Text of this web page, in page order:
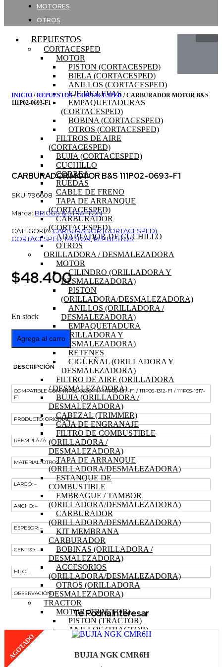
MOTORES
OTROS
REPUESTOS
CORTACESPED
MOTOR
PISTON (CORTACESPED)
BIELA (CORTACESPED)
ANILLOS (CORTACESPED)
EJE DE LEVAS
EMPAQUETADURAS
(CORTACESPED)
BOBINA (CORTACESPED)
OTROS (CORTACESPED)
FILTROS DE AIRE
(CORTACESPED)
BUJIA (CORTACESPED)
CUCHILLO
CORREA
RUEDAS
CABLE DE FRENO
TAPA DE ARRANQUE
(CORTACESPED)
CARBURADOR
(CORTACESPED)
ADAPTADOR DE CUCHILLO
OTROS
ORILLADORA / DESMALEZADORA
MOTOR
CILINDRO (ORILLADORA Y
DESMALEZADORA)
PISTON
(ORILLADORA/DESMALEZADORA)
ANILLOS (ORILLADORA /
DESMALEZADORA)
EMPAQUETADURA
(ORILLADORA Y
DESMALEZADORA)
RETENES
CIGÜEÑAL (ORILLADORA Y
DESMALEZADORA)
FILTRO DE AIRE (ORILLADORA
/ DESMALEZADORA)
BUJIA (ORILLADORA /
DESMALEZADORA)
CABEZAL (TRIMMER)
CAJA DE ENGRANAJE
FILTRO DE COMBUSTIBLE
(ORILLADORA /
DESMALEZADORA)
TAPA DE ARRANQUE
(ORILLADORA/DESMALEZADORA)
ESTANQUE DE
COMBUSTIBLE
EMBRAGUE / TAMBOR
(ORILLADORA/DESMALEZADORA)
CARBURADOR
(ORILLADORA/DESMALEZADORA)
KIT MEMBRANA
CARBURADOR
BOBINAS (ORILLADORA /
DESMALEZADORA)
ACCESORIOS
(ORILLADORA/DESMALEZADORA)
OTROS (ORILLADORA
DESMALEZADORA)
TRACTOR
MOTOR (TRACTOR)
PISTON (TRACTOR)
ANILLOS (TRACTOR)
BIELA (TRACTOR)
(TRACTOR)
EJE DE LEVAS (TRACTOR)
INICIO /REPUESTOS/CORTACESPED / CARBURADOR MOTOR B&S
111P02-0693-F1
CARBURADOR MOTOR B&S 111P02-0693-F1
SKU: 796608
Marca: BRIGGS & STRATTON
CATEGORÍA:CARBURADOR (CORTACESPED)
CORTACESPED,MOTOR,REPUESTOS
$48.400
En stock
CARBURADOR
MOTOR
B&S
0693-
cantidad
Agrega al carro
DESCRIPCIÓN
COMPATIBLE CON: 111P02-0693-F1 / 111P05-1311-F1 / 111P05-1312-F1 / 111P05-1317-
F1
PRODUCTO: ORIGINAL
REEMPLAZA: –
MATERIAL: OTROS
LARGO: –
ANCHO: –
ESPESOR: –
CENTRO: –
HILO: –
OBSERVACIÓN: –
Te Podría Interesar
BUJIA NGK CMR6H
AGOTADO